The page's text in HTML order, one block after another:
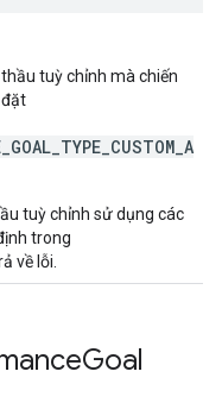
tuỳ chỉnh mà chiến
đặt
tuỳ chỉnh sử dụng các
trong
về lỗi.
Goal